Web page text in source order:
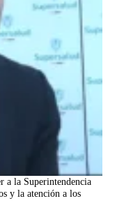
a la Superintendencia
y la atención a los